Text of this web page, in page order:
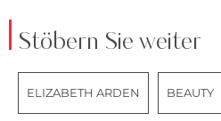
Stöbern Sie weiter
ELIZABETH ARDEN BEAUTY